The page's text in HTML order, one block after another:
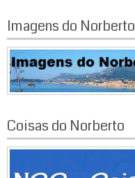
Imagens do Norberto
Coisas do Norberto